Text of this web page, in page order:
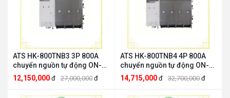
ATS HK-800TNB3 3P 800A
chuyển nguồn tự động ON-
OFF-ON HANKWANGHK
HANKWANG HK-800TNB3
12,150,000 đ 27,000,000 đ
ATS HK-800TNB4 4P 800A
chuyển nguồn tự động ON-
OFF-ON HANKWANGHK
HANKWANG HK-800TNB4
14,715,000 đ 32,700,000 đ